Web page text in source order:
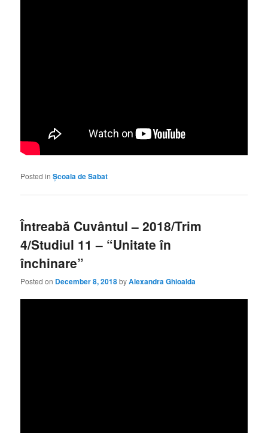
Posted in Școala de Sabat
Întreabă Cuvântul – 2018/Trim
4/Studiul 11 – “Unitate în
închinare”
Posted on December 8, 2018byAlexandra Ghioalda